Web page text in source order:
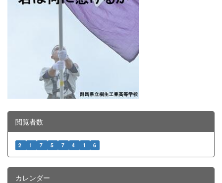
閲覧者数
2 1 7 5 7 4 1 6
カレンダー